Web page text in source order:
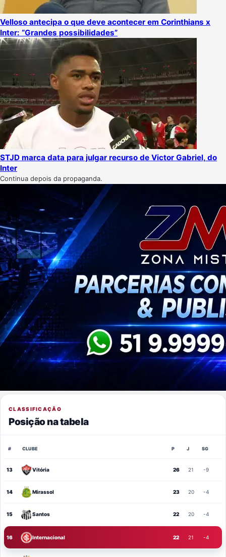
Velloso antecipa o que deve acontecer em Corinthians x
Inter: “Grandes possibilidades”
STJD marca data para julgar recurso de Victor Gabriel, do
Inter
Continua depois da propaganda.
CLASSIFICAÇÃO
Posição na tabela
# CLUBE P J SG
13 Vitória 26 21 -9
14 Mirassol 23 20 -4
15 Santos 22 20 -4
16 Internacional 22 21 -4